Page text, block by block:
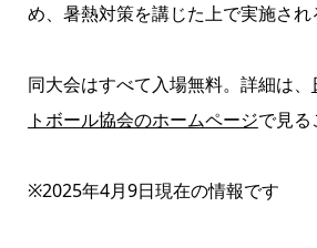
め、暑熱対策を講じた上で実施され
同大会はすべて入場無料。詳細は、
トボール協会のホームページで見る
※2025年4月9日現在の情報です